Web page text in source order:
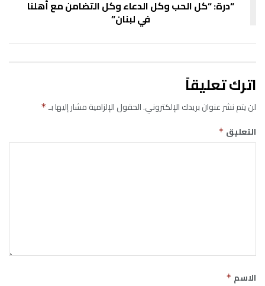
“درة: “كل الحب وكل الدعاء وكل التضامن مع أهلنا
في لبنان”
اترك تعليقاً
لن يتم نشر عنوان بريدك الإلكتروني.الحقول الإلزامية مشار إليها بـ*
التعليق *
الاسم *